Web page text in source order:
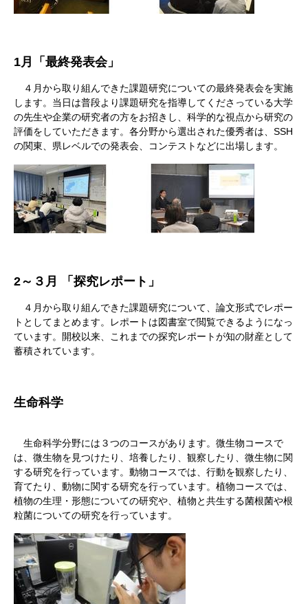
1月「最終発表会」
４月から取り組んできた課題研究についての最終発表会を実施
します。当日は普段より課題研究を指導してくださっている大学
の先生や企業の研究者の方をお招きし、科学的な視点から研究の
評価をしていただきます。各分野から選出された優秀者は、SSH
の関東、県レベルでの発表会、コンテストなどに出場します。
2～３月 「探究レポート」
４月から取り組んできた課題研究について、論文形式でレポー
トとしてまとめます。レポートは図書室で閲覧できるようになっ
ています。開校以来、これまでの探究レポートが知の財産として
蓄積されています。
生命科学
生命科学分野には３つのコースがあります。微生物コースで
は、微生物を見つけたり、培養したり、観察したり、微生物に関
する研究を行っています。動物コースでは、行動を観察したり、
育てたり、動物に関する研究を行っています。植物コースでは、
植物の生理・形態についての研究や、植物と共生する菌根菌や根
粒菌についての研究を行っています。